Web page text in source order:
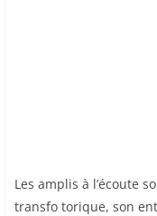
Les amplis à l’écoute
transfo torique, son